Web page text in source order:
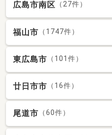
広島市南区 （27件）
福山市 （1747件）
東広島市 （101件）
廿日市市 （16件）
尾道市 （60件）